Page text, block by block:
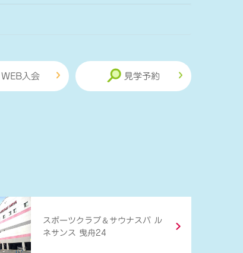
WEB入会 見学予約
スポーツクラブ ＆ サウナスパ ル
ネサンス 曳舟24